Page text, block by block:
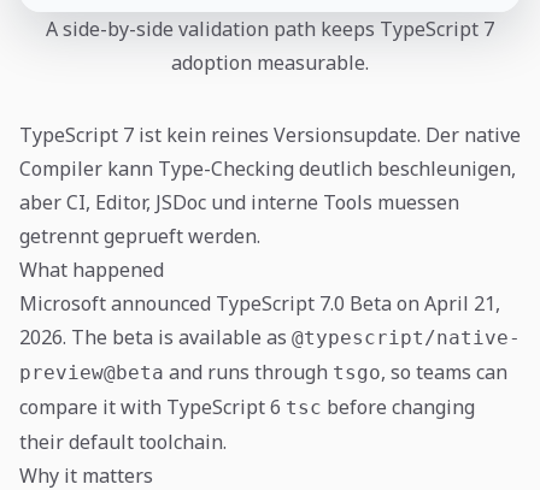
A side-by-side validation path keeps TypeScript 7
adoption measurable.
TypeScript 7 ist kein reines Versionsupdate. Der native
Compiler kann Type-Checking deutlich beschleunigen,
aber CI, Editor, JSDoc und interne Tools muessen
getrennt geprueft werden.
What happened
Microsoft announced TypeScript 7.0 Beta on April 21,
2026. The beta is available as @typescript/native-
preview@beta and runs through tsgo, so teams can
compare it with TypeScript 6 tsc before changing
their default toolchain.
Why it matters